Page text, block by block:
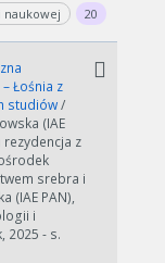
naukowej 20
Łośnia z
studiów/
(IAE
rezydencja z
srebra i
(IAE PAN),
i
2025 - s.